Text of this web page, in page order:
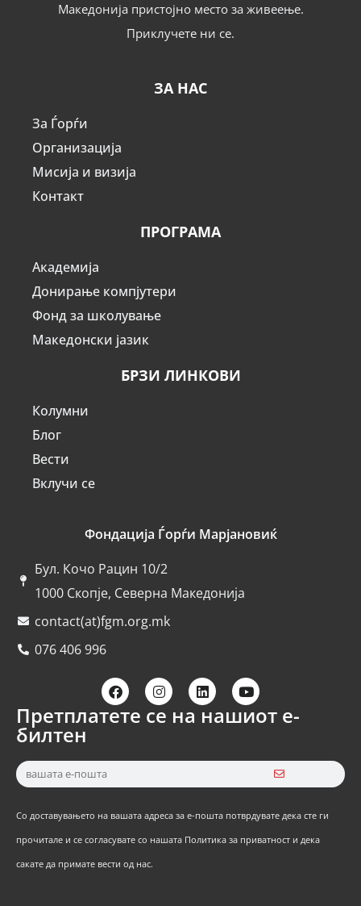
Македонија пристојно место за живеење.
Приклучете ни се.
ЗА НАС
За Ѓорѓи
Организација
Мисија и визија
Контакт
ПРОГРАМА
Академија
Донирање компјутери
Фонд за школување
Македонски јазик
БРЗИ ЛИНКОВИ
Колумни
Блог
Вести
Вклучи се
Фондација Ѓорѓи Марјановиќ
Бул. Кочо Рацин 10/2
1000 Скопје, Северна Македонија
contact(at)fgm.org.mk
076 406 996
Претплатете се на нашиот е-
билтен
Со доставувањето на вашата адреса за е-пошта потврдувате дека сте ги
прочитале и се согласувате со нашата Политика за приватност и дека
сакате да примате вести од нас.